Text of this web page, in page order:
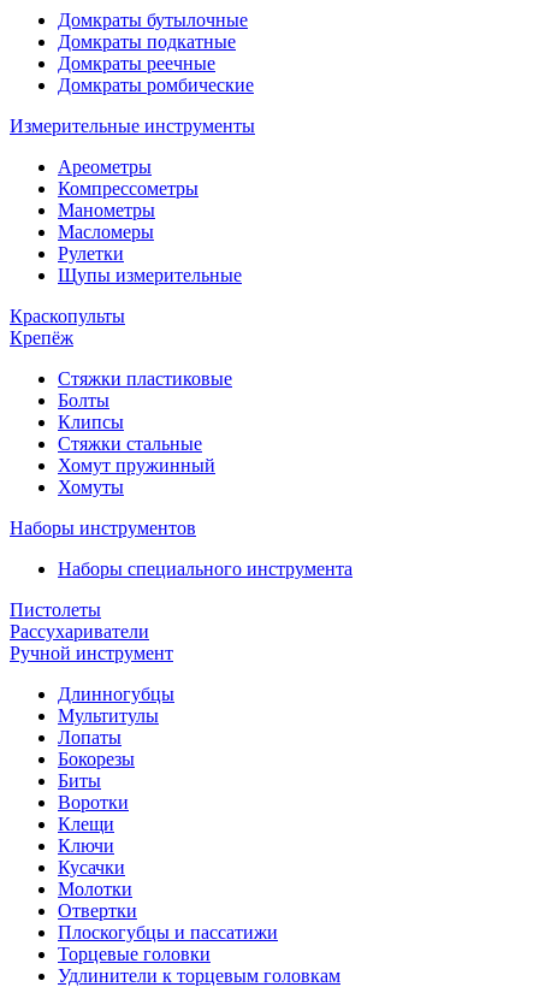
Домкраты бутылочные
Домкраты подкатные
Домкраты реечные
Домкраты ромбические
Измерительные инструменты
Ареометры
Компрессометры
Манометры
Масломеры
Рулетки
Щупы измерительные
Краскопульты
Крепёж
Стяжки пластиковые
Болты
Клипсы
Стяжки стальные
Хомут пружинный
Хомуты
Наборы инструментов
Наборы специального инструмента
Пистолеты
Рассухариватели
Ручной инструмент
Длинногубцы
Мультитулы
Лопаты
Бокорезы
Биты
Воротки
Клещи
Ключи
Кусачки
Молотки
Отвертки
Плоскогубцы и пассатижи
Торцевые головки
Удлинители к торцевым головкам